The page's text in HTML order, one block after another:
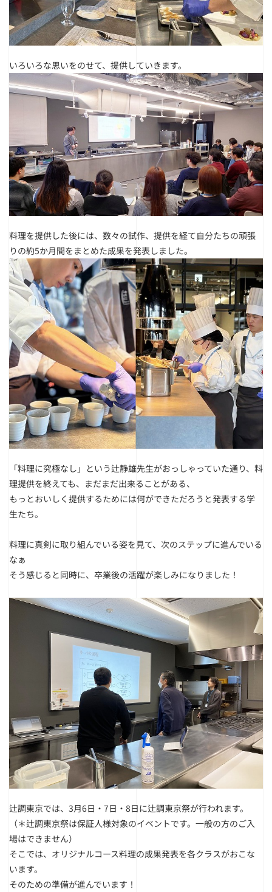
いろいろな思いをのせて、提供していきます。
料理を提供した後には、数々の試作、提供を経て自分たちの頑張
りの約5か月間をまとめた成果を発表しました。
「料理に究極なし」という辻静雄先生がおっしゃっていた通り、 料
理提供を終えても、まだまだ出来ることがある、
もっとおいしく提供するためには何ができただろうと発表する学
生たち。
料理に真剣に取り組んでいる姿を見て、次のステップに進んでいる
なぁ
そう感じると同時に、卒業後の活躍が楽しみになりました！
辻調東京では、3月6日・7日・8日に辻調東京祭が行われます。
（＊辻調東京祭は保証人様対象のイベントです。一般の方のご入
場はできません）
そこでは、オリジナルコース料理の成果発表を各クラスがおこな
います。
そのための準備が進んでいます！